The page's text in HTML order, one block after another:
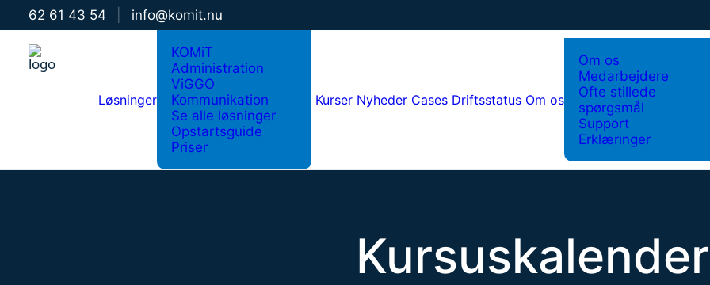
62 61 43 54 info@komit.nu
Løsninger
KOMiT
Administration
ViGGO
Kommunikation
Se alle løsninger
Opstartsguide
Priser
Kurser Nyheder Cases Driftsstatus Om os
Om os
Medarbejdere
Ofte stillede
spørgsmål
Support
Erklæringer
Kursuskalender